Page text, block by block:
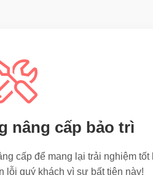
nâng cấp bảo trì
cấp để mang lại trải nghiệm tốt
lỗi quý khách vì sự bất tiện này!